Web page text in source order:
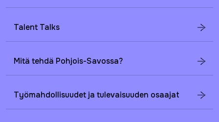
Talent Talks
Mitä tehdä Pohjois-Savossa?
Työmahdollisuudet ja tulevaisuuden osaajat